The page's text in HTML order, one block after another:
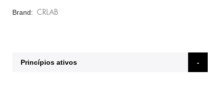
Brand CRLAB
Princípios ativos